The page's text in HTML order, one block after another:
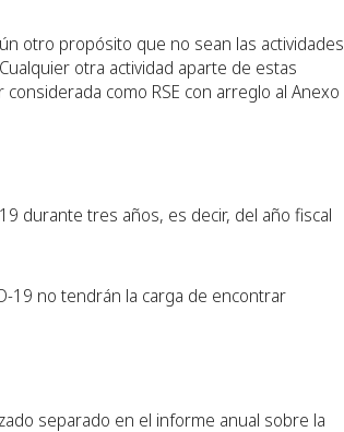
otro propósito que no sean las actividades
otra actividad aparte de estas
como RSE con arreglo al Anexo
durante tres años, es decir, del año fiscal
19 no tendrán la carga de encontrar
separado en el informe anual sobre la